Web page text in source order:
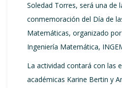
Soledad Torres, será una de
conmemoración del Día de
Matemáticas, organizado
Ingeniería Matemática,
La actividad contará con las
académicas Karine Bertin y